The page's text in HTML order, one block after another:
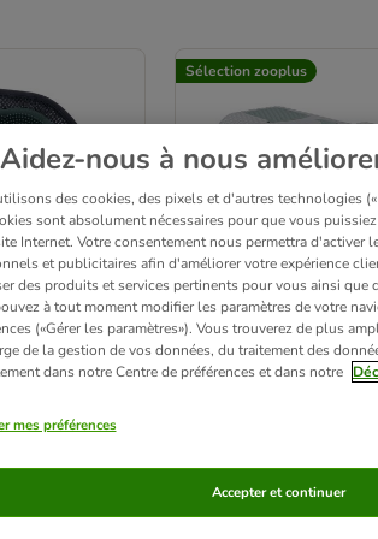
double
Sélection zooplus
blanc/menthe
Aidez-nous à nous
des cookies, des pixels et d'autres technologies
sont absolument nécessaires pour que vous
Internet. Votre consentement nous permettra d'activer
et publicitaires afin d'améliorer votre expérience
des produits et services pertinents pour vous ainsi que
à tout moment modifier les paramètres de votre
(«Gérer les paramètres»). Vous trouverez de plus
de la gestion de vos données, du traitement des
dans notre Centre de préférences et dans notre
mes préférences
Accepter et continuer